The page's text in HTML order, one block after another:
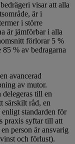
visar att alla
är i
i större
är jämförbar i alla
förlorar 5 %
% av bedragarna
avancerad
av mutor.
delegeras till en
särskilt råd, en
standarden för
praxis syftar till att
person är ansvarig
och förlust).